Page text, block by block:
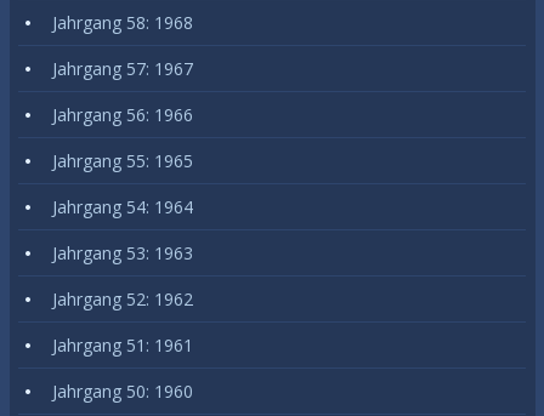
Jahrgang 58: 1968
Jahrgang 57: 1967
Jahrgang 56: 1966
Jahrgang 55: 1965
Jahrgang 54: 1964
Jahrgang 53: 1963
Jahrgang 52: 1962
Jahrgang 51: 1961
Jahrgang 50: 1960